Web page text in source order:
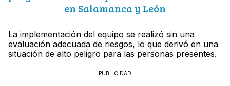
en Salamanca y León
La implementación del equipo se realizó sin una
evaluación adecuada de riesgos, lo que derivó en una
situación de alto peligro para las personas presentes.
PUBLICIDAD